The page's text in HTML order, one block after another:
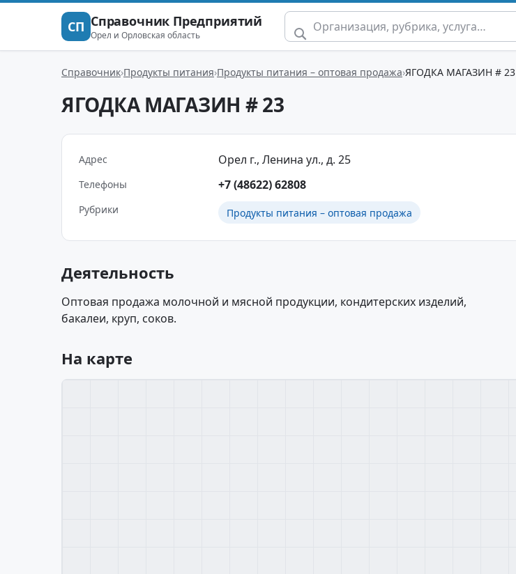
СП Справочник Предприятий
Орел и Орловская область
Справочник Продукты питания Продукты питания – оптовая продажа ЯГОДКА МАГАЗИН # 23
ЯГОДКА МАГАЗИН # 23
Адрес Орел г., Ленина ул., д. 25
Телефоны +7 (48622) 62808
Рубрики Продукты питания – оптовая продажа
Деятельность
Оптовая продажа молочной и мясной продукции, кондитерских изделий,
бакалеи, круп, соков.
На карте